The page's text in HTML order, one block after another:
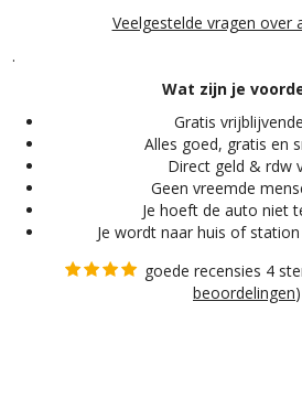
Veelgestelde vragen over
.
Wat zijn je
Gratis
Alles goed, gratis en
Direct geld & rdw
Geen vreemde
Je hoeft de auto niet
Je wordt naar huis of
goede recensies 4
beoordelingen)